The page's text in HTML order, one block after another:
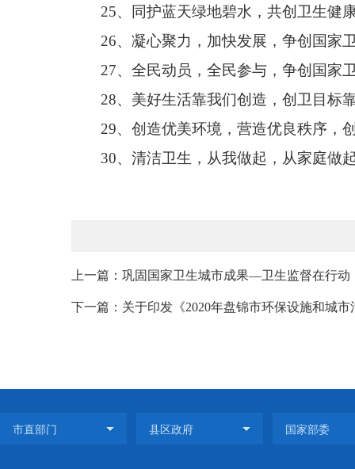
25、同护蓝天绿地碧水，共创卫生健
26、凝心聚力，加快发展，争创国家
27、全民动员，全民参与，争创国家
28、美好生活靠我们创造，创卫目标
29、创造优美环境，营造优良秩序，
30、清洁卫生，从我做起，从家庭做
上一篇：巩固国家卫生城市成果—卫生监督在行动
下一篇：关于印发《2020年盘锦市环保设施和城